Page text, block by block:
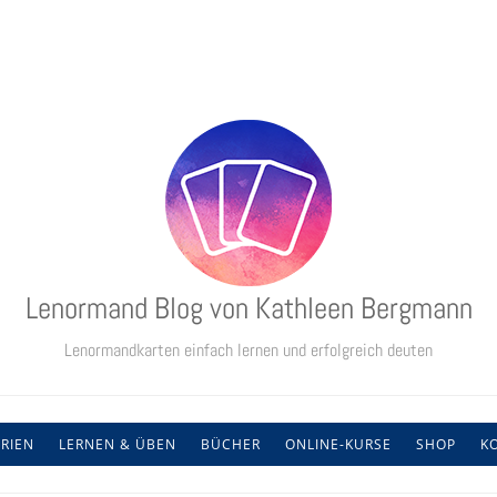
Lenormand Blog von Kathleen Bergmann
Lenormandkarten einfach lernen und erfolgreich deuten
LERNEN & ÜBEN BÜCHER ONLINE-KURSE SHOP